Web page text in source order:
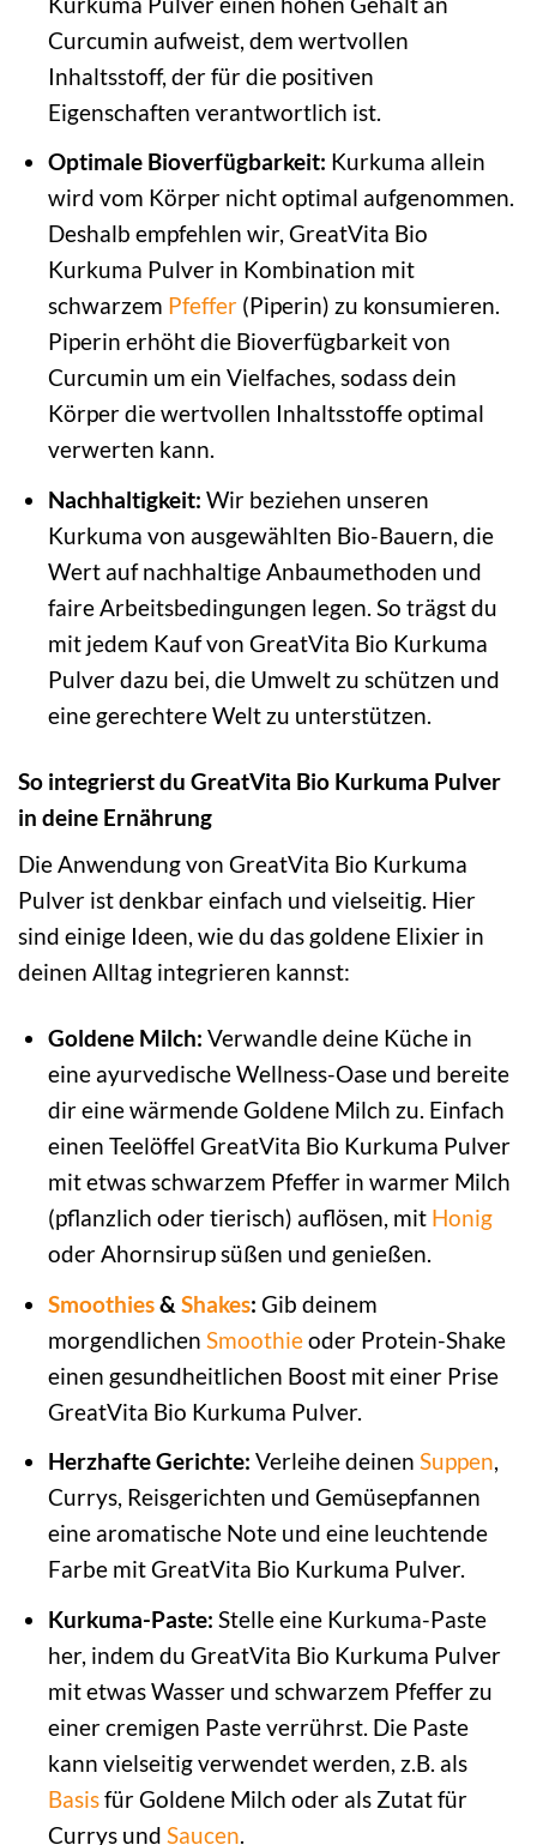
Curcumin aufweist, dem wertvollen
Inhaltsstoff, der für die positiven
Eigenschaften verantwortlich ist.
Optimale Bioverfügbarkeit: Kurkuma allein
wird vom Körper nicht optimal aufgenommen.
Deshalb empfehlen wir, GreatVita Bio
Kurkuma Pulver in Kombination mit
schwarzem Pfeffer(Piperin) zu konsumieren.
Piperin erhöht die Bioverfügbarkeit von
Curcumin um ein Vielfaches, sodass dein
Körper die wertvollen Inhaltsstoffe optimal
verwerten kann.
Nachhaltigkeit: Wir beziehen unseren
Kurkuma von ausgewählten Bio-Bauern, die
Wert auf nachhaltige Anbaumethoden und
faire Arbeitsbedingungen legen. So trägst du
mit jedem Kauf von GreatVita Bio Kurkuma
Pulver dazu bei, die Umwelt zu schützen und
eine gerechtere Welt zu unterstützen.
So integrierst du GreatVita Bio Kurkuma Pulver
in deine Ernährung
Die Anwendung von GreatVita Bio Kurkuma
Pulver ist denkbar einfach und vielseitig. Hier
sind einige Ideen, wie du das goldene Elixier in
deinen Alltag integrieren kannst:
Goldene Milch: Verwandle deine Küche in
eine ayurvedische Wellness-Oase und bereite
dir eine wärmende Goldene Milch zu. Einfach
einen Teelöffel GreatVita Bio Kurkuma Pulver
mit etwas schwarzem Pfeffer in warmer Milch
(pflanzlich oder tierisch) auflösen, mit Honig
oder Ahornsirup süßen und genießen.
Smoothies& Shakes: Gib deinem
morgendlichen Smoothieoder Protein-Shake
einen gesundheitlichen Boost mit einer Prise
GreatVita Bio Kurkuma Pulver.
Herzhafte Gerichte: Verleihe deinen Suppen,
Currys, Reisgerichten und Gemüsepfannen
eine aromatische Note und eine leuchtende
Farbe mit GreatVita Bio Kurkuma Pulver.
Kurkuma-Paste: Stelle eine Kurkuma-Paste
her, indem du GreatVita Bio Kurkuma Pulver
mit etwas Wasser und schwarzem Pfeffer zu
einer cremigen Paste verrührst. Die Paste
kann vielseitig verwendet werden, z.B. als
Basisfür Goldene Milch oder als Zutat für
Currys und Saucen.